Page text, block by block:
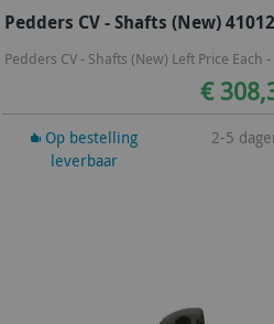
Pedders CV - Shafts (New)
Pedders CV - Shafts (New) Left Price Each
€
Op bestelling
leverbaar
2-5